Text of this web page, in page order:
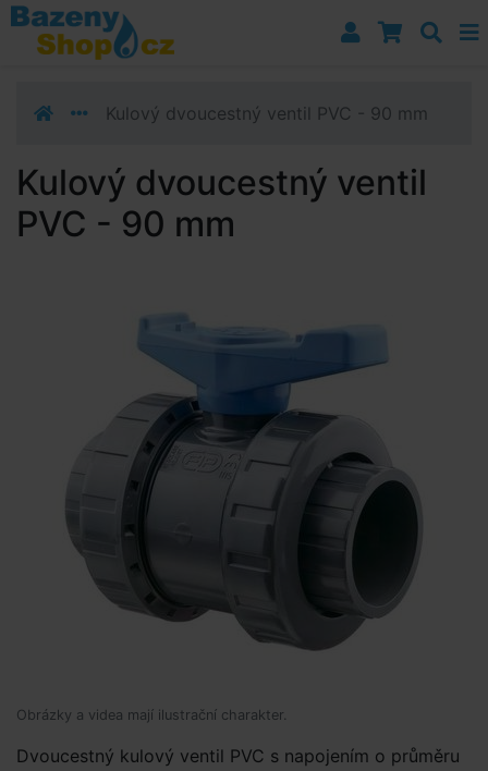
Přejít k navigaci
Přejít na obsah
Přejít k postrannímu sloupci
Kulový dvoucestný ventil PVC - 90 mm
Kulový dvoucestný ventil
PVC - 90 mm
Obrázky a videa mají ilustrační charakter.
Dvoucestný kulový ventil PVC s napojením o průměru